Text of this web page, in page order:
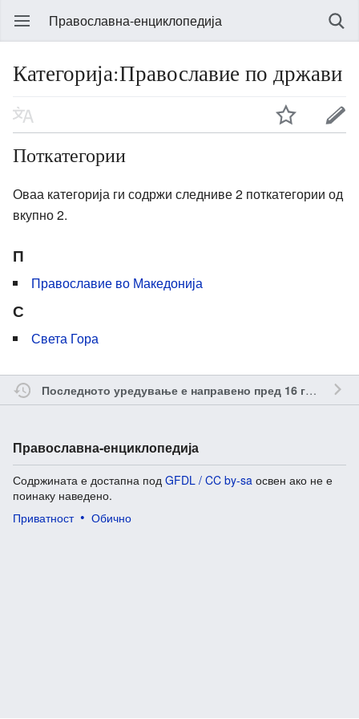
Православна-енциклопедија
Категорија:Православие по држави
Поткатегории
Оваа категорија ги содржи следниве 2 поткатегории од
вкупно 2.
П
Православие во Македонија
С
Света Гора
Последното уредување е направено пред 16 години од
Православна-енциклопедија
Содржината е достапна под GFDL / CC by-sa освен ако не е
поинаку наведено.
Приватност
Обично